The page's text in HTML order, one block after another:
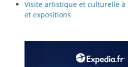
Visite artistique et culturelle à
et expositions